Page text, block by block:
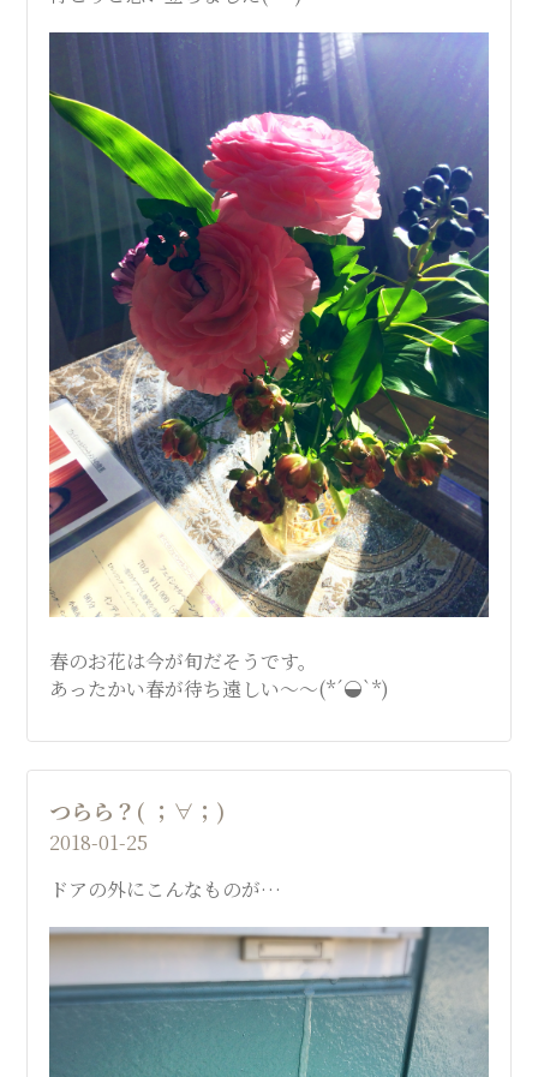
春のお花は今が旬だそうです。
あったかい春が待ち遠しい〜〜(*´◒`*)
つらら？( ；∀；)
2018-01-25
ドアの外にこんなものが…